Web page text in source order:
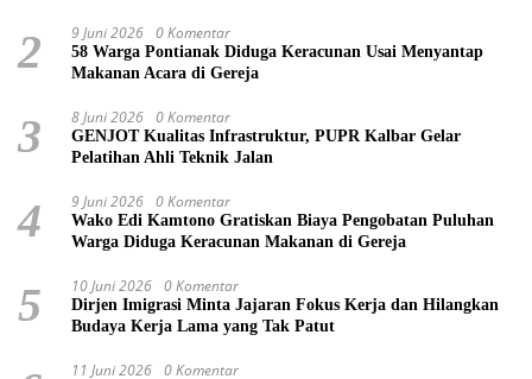
2 9 Juni 2026 0 Komentar
58 Warga Pontianak Diduga Keracunan Usai Menyantap
Makanan Acara di Gereja
3 8 Juni 2026 0 Komentar
GENJOT Kualitas Infrastruktur, PUPR Kalbar Gelar
Pelatihan Ahli Teknik Jalan
4 9 Juni 2026 0 Komentar
Wako Edi Kamtono Gratiskan Biaya Pengobatan Puluhan
Warga Diduga Keracunan Makanan di Gereja
5 10 Juni 2026 0 Komentar
Dirjen Imigrasi Minta Jajaran Fokus Kerja dan Hilangkan
Budaya Kerja Lama yang Tak Patut
11 Juni 2026 0 Komentar